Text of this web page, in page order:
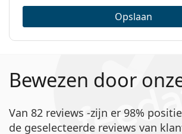
Opslaan
Bewezen door
Van 82 reviews -zijn er 98%
de geselecteerde reviews van